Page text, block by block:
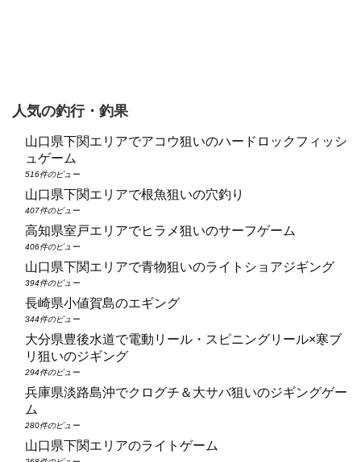
人気の釣行・釣果
山口県下関エリアでアコウ狙いのハードロックフィッシ
ュゲーム
516件のビュー
山口県下関エリアで根魚狙いの穴釣り
407件のビュー
高知県室戸エリアでヒラメ狙いのサーフゲーム
406件のビュー
山口県下関エリアで青物狙いのライトショアジギング
394件のビュー
長崎県小値賀島のエギング
344件のビュー
大分県豊後水道で電動リール・スピニングリール×寒ブ
リ狙いのジギング
294件のビュー
兵庫県淡路島沖でクログチ＆大サバ狙いのジギングゲー
ム
280件のビュー
山口県下関エリアのライトゲーム